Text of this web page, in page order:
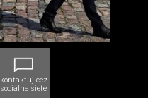
kontaktuj cez
sociálne siete